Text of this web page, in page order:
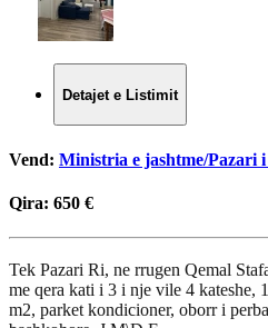
Detajet e Listimit
Vend: Ministria e jashtme/Pazari
Qira: 650 €
Tek Pazari Ri, ne rrugen Qemal
me qera kati i 3 i nje vile 4 kateshe,
m2, parket kondicioner, oborr i